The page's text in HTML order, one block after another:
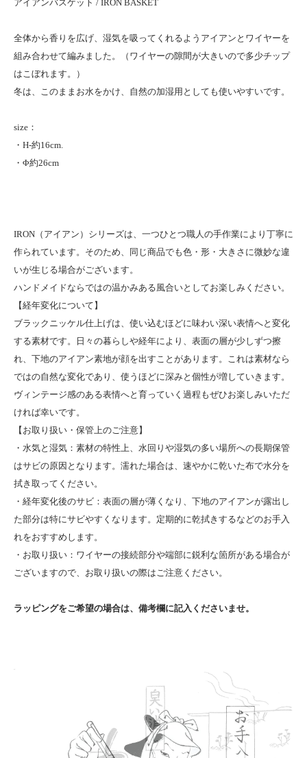
アイアンバスケット / IRON BASKET
全体から香りを広げ、湿気を吸ってくれるようアイアンとワイヤーを
組み合わせて編みました。（ワイヤーの隙間が大きいので多少チップ
はこぼれます。）
冬は、このままお水をかけ、自然の加湿用としても使いやすいです。
size：
・H-約16cm.
・Φ約26cm
IRON（アイアン）シリーズは、一つひとつ職人の手作業により丁寧に
作られています。そのため、同じ商品でも色・形・大きさに微妙な違
いが生じる場合がございます。
ハンドメイドならではの温かみある風合いとしてお楽しみください。
【経年変化について】
ブラックニッケル仕上げは、使い込むほどに味わい深い表情へと変化
する素材です。日々の暮らしや経年により、表面の層が少しずつ擦
れ、下地のアイアン素地が顔を出すことがあります。これは素材なら
ではの自然な変化であり、使うほどに深みと個性が増していきます。
ヴィンテージ感のある表情へと育っていく過程もぜひお楽しみいただ
ければ幸いです。
【お取り扱い・保管上のご注意】
・水気と湿気：素材の特性上、水回りや湿気の多い場所への長期保管
はサビの原因となります。濡れた場合は、速やかに乾いた布で水分を
拭き取ってください。
・経年変化後のサビ：表面の層が薄くなり、下地のアイアンが露出し
た部分は特にサビやすくなります。定期的に乾拭きするなどのお手入
れをおすすめします。
・お取り扱い：ワイヤーの接続部分や端部に鋭利な箇所がある場合が
ございますので、お取り扱いの際はご注意ください。
ラッピングをご希望の場合は、備考欄に記入くださいませ。